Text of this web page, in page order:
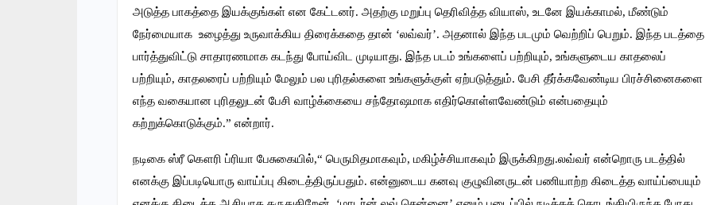
அடுத்த பாகத்தை இயக்குங்கள் என கேட்டனர். அதற்கு மறுப்பு தெரிவித்த வியாஸ், உடனே இயக்காமல், மீண்டும்
நேர்மையாக உழைத்து உருவாக்கிய திரைக்கதை தான் ‘லவ்வர்’. அதனால் இந்த படமும் வெற்றிப் பெறும். இந்த படத்தை
பார்த்துவிட்டு சாதாரணமாக கடந்து போய்விட முடியாது. இந்த படம் உங்களைப் பற்றியும், உங்களுடைய காதலைப்
பற்றியும், காதலரைப் பற்றியும் மேலும் பல புரிதல்களை உங்களுக்குள் ஏற்படுத்தும். பேசி தீர்க்கவேண்டிய பிரச்சினைகளை
எந்த வகையான புரிதலுடன் பேசி வாழ்க்கையை சந்தோஷமாக எதிர்கொள்ளவேண்டும் என்பதையும்
கற்றுக்கொடுக்கும்.” என்றார்.
நடிகை ஸ்ரீ கௌரி ப்ரியா பேசுகையில்,“ பெருமிதமாகவும், மகிழ்ச்சியாகவும் இருக்கிறது.லவ்வர் என்றொரு படத்தில்
எனக்கு இப்படியொரு வாய்ப்பு கிடைத்திருப்பதும். என்னுடைய கனவு குழுவினருடன் பணியாற்ற கிடைத்த வாய்ப்பையும்